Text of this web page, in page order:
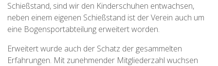
Schießstand, sind wir den Kinderschuhen entwachsen,
neben einem eigenen Schießstand ist der Verein auch um
eine Bogensportabteilung erweitert worden.
Erweitert wurde auch der Schatz der gesammelten
Erfahrungen. Mit zunehmender Mitgliederzahl wuchsen